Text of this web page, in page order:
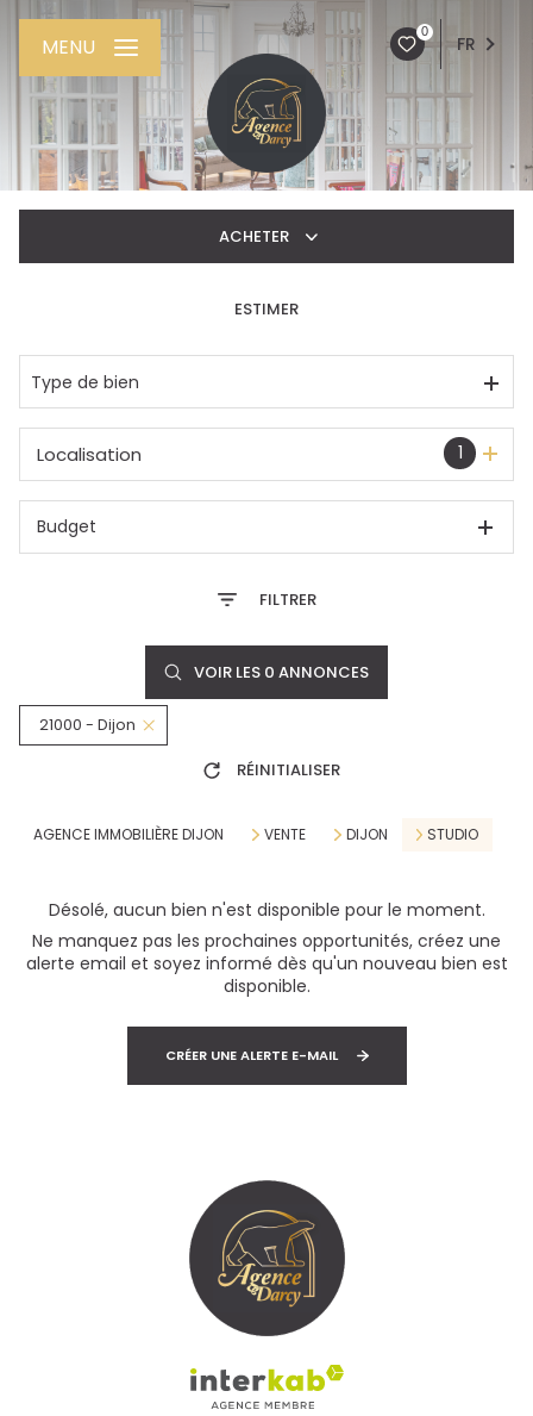
0
FR
MENU
ACHETER
De l'immo pro
ESTIMER
Type de bien
1
Localisation
Budget
FILTRER
VOIR LES 0 ANNONCES
21000 - Dijon
RÉINITIALISER
AGENCE IMMOBILIÈRE DIJON VENTE DIJON STUDIO
Désolé, aucun bien n'est disponible pour le moment.
Ne manquez pas les prochaines opportunités, créez une
alerte email et soyez informé dès qu'un nouveau bien est
disponible.
CRÉER UNE ALERTE E-MAIL